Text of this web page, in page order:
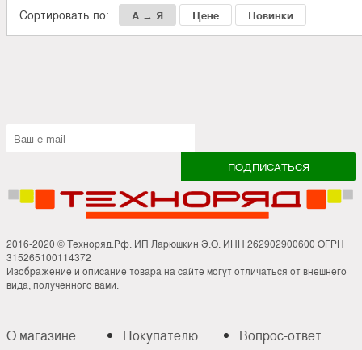
Сортировать по: А → Я Цене Новинки
2016-2020 © Техноряд.Рф. ИП Ларюшкин Э.О. ИНН 262902900600 ОГРН
315265100114372
Изображение и описание товара на сайте могут отличаться от внешнего
вида, полученного вами.
О магазине
Покупателю
Вопрос-ответ